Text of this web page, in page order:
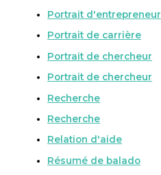
Portrait d'entrepreneur
Portrait de carrière
Portrait de chercheur
Portrait de chercheur
Recherche
Recherche
Relation d'aide
Résumé de balado